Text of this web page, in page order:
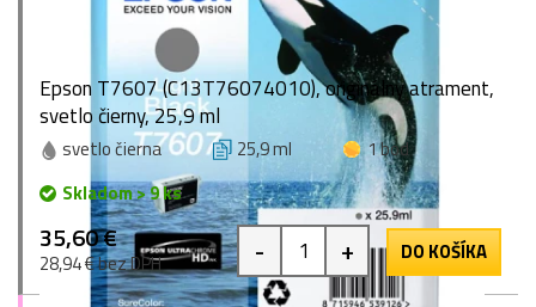
Epson T7607 (C13T76074010), originálny atrament,
svetlo čierny, 25,9 ml
svetlo čierna 25,9 ml
1 bod
Skladom > 9 ks
35,60 €
28,94 € bez DPH - + DO KOŠÍKA